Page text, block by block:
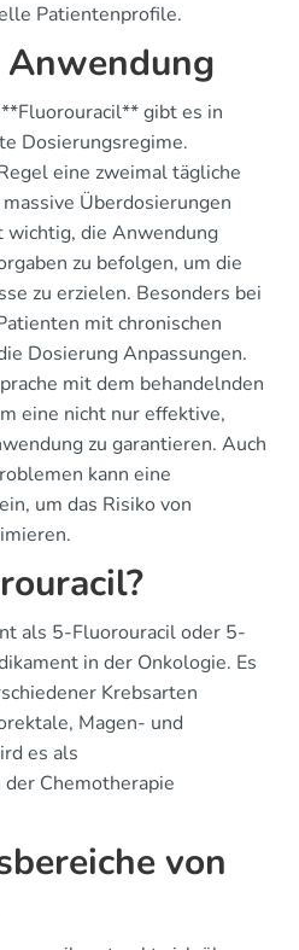
Patientenprofile.
gibt es in
Dosierungsregime.
eine zweimal tägliche
Überdosierungen
wichtig, die Anwendung
zu befolgen, um die
zu erzielen. Besonders bei
mit chronischen
Dosierung Anpassungen.
mit dem behandelnden
eine nicht nur effektive,
zu garantieren. Auch
kann eine
um das Risiko von
als 5-Fluorouracil oder 5-
in der Onkologie. Es
Krebsarten
Magen- und
es als
Chemotherapie
von